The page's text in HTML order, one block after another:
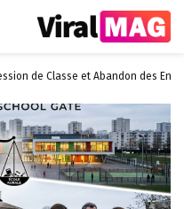
de Classe et Abandon des